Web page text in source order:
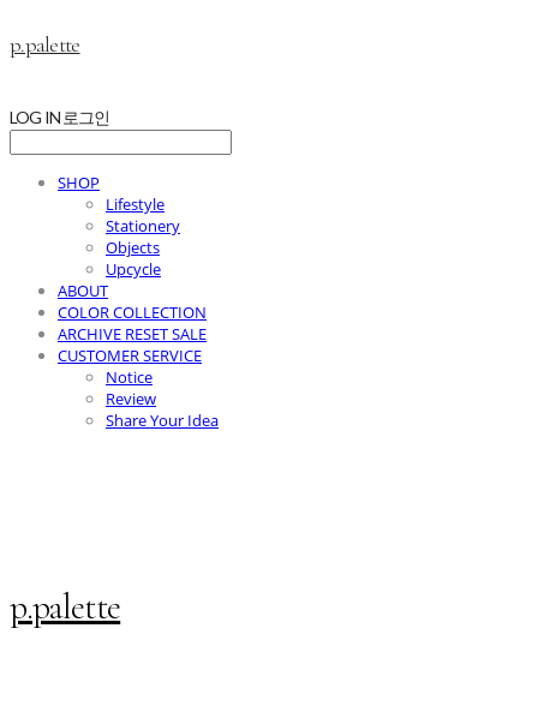
p.palette
LOG IN 로그인
SHOP
Lifestyle
Stationery
Objects
Upcycle
ABOUT
COLOR COLLECTION
ARCHIVE RESET SALE
CUSTOMER SERVICE
Notice
Review
Share Your Idea
p.palette